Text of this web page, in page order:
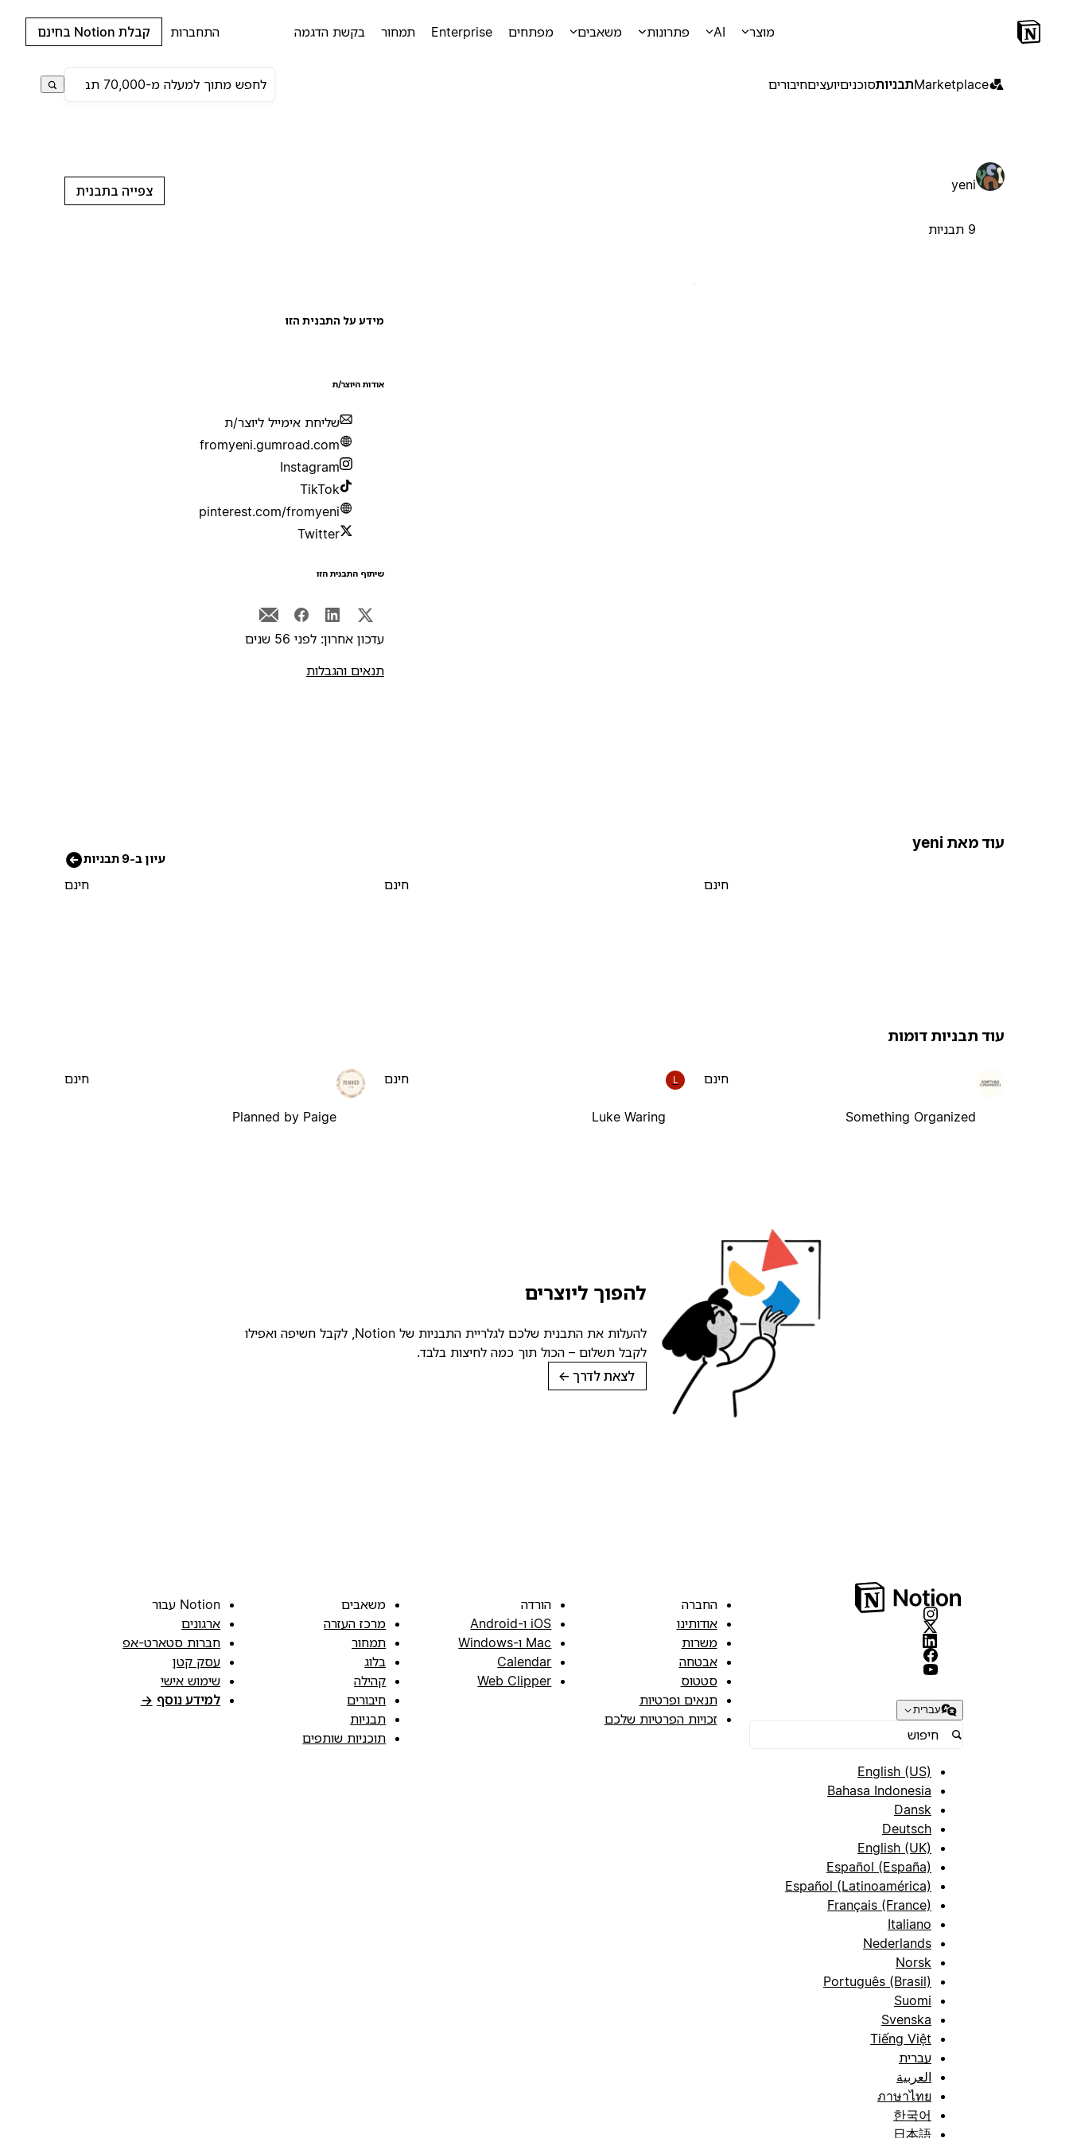
מוצר AI פתרונות משאבים מפתחים Enterprise תמחור בקשת הדגמה התחברות קבלת Notion בחינם
Marketplaceתבניותסוכניםיועציםחיבורים
yeni
9 תבניות
צפייה בתבנית
מידע על התבנית הזו
אודות היוצר/ת
שליחת אימייל ליוצר/ת
fromyeni.gumroad.com
Instagram
TikTok
pinterest.com/fromyeni
Twitter
שיתוף התבנית הזו
עדכון אחרון: לפני 56 שנים
תנאים והגבלות
עוד מאת yeni
עיון ב-9 תבניות
חינם חינם חינם
עוד תבניות דומות
Something Organized
חינם L
Luke Waring
חינם
Planned by Paige
חינם
להפוך ליוצרים
להעלות את התבנית שלכם לגלריית התבניות של Notion, לקבל חשיפה ואפילו
לקבל תשלום – הכול תוך כמה לחיצות בלבד.
לצאת לדרך →
עברית
English (US)
Bahasa Indonesia
Dansk
Deutsch
English (UK)
Español (España)
Español (Latinoamérica)
Français (France)
Italiano
Nederlands
Norsk
Português (Brasil)
Suomi
Svenska
Tiếng Việt
עברית
العربية
ภาษาไทย
한국어
日本語
החברה
אודותינו
משרות
אבטחה
סטטוס
תנאים ופרטיות
זכויות הפרטיות שלכם
הורדה
iOS ו-Android
Mac ו-Windows
Calendar
Web Clipper
משאבים
מרכז העזרה
תמחור
בלוג
קהילה
חיבורים
תבניות
תוכניות שותפים
Notion עבור
ארגונים
חברות סטארט-אפ
עסק קטן
שימוש אישי
למידע נוסף →